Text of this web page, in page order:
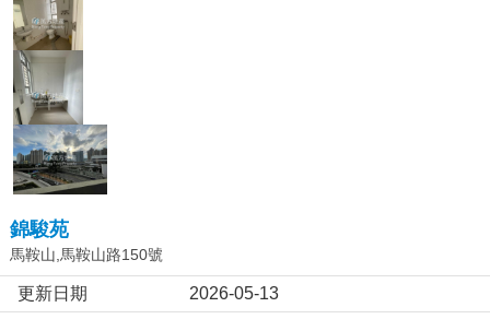
錦駿苑
馬鞍山,馬鞍山路150號
更新日期
2026-05-13